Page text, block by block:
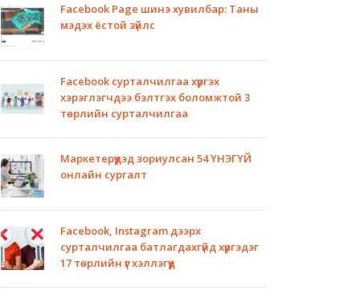
Facebook Page шинэ хувилбар: Таны
мэдэх ёстой зүйлс
Facebook сурталчилгаа хүргэх
хэрэглэгчдээ бэлтгэх боломжтой 3
төрлийн сурталчилгаа
Маркетерүүдэд зориулсан 54 ҮНЭГҮЙ
онлайн сургалт
Facebook, Instagram дээрх
сурталчилгаа батлагдахгүйд хүргэдэг
17 төрлийн үг хэллэгүүд